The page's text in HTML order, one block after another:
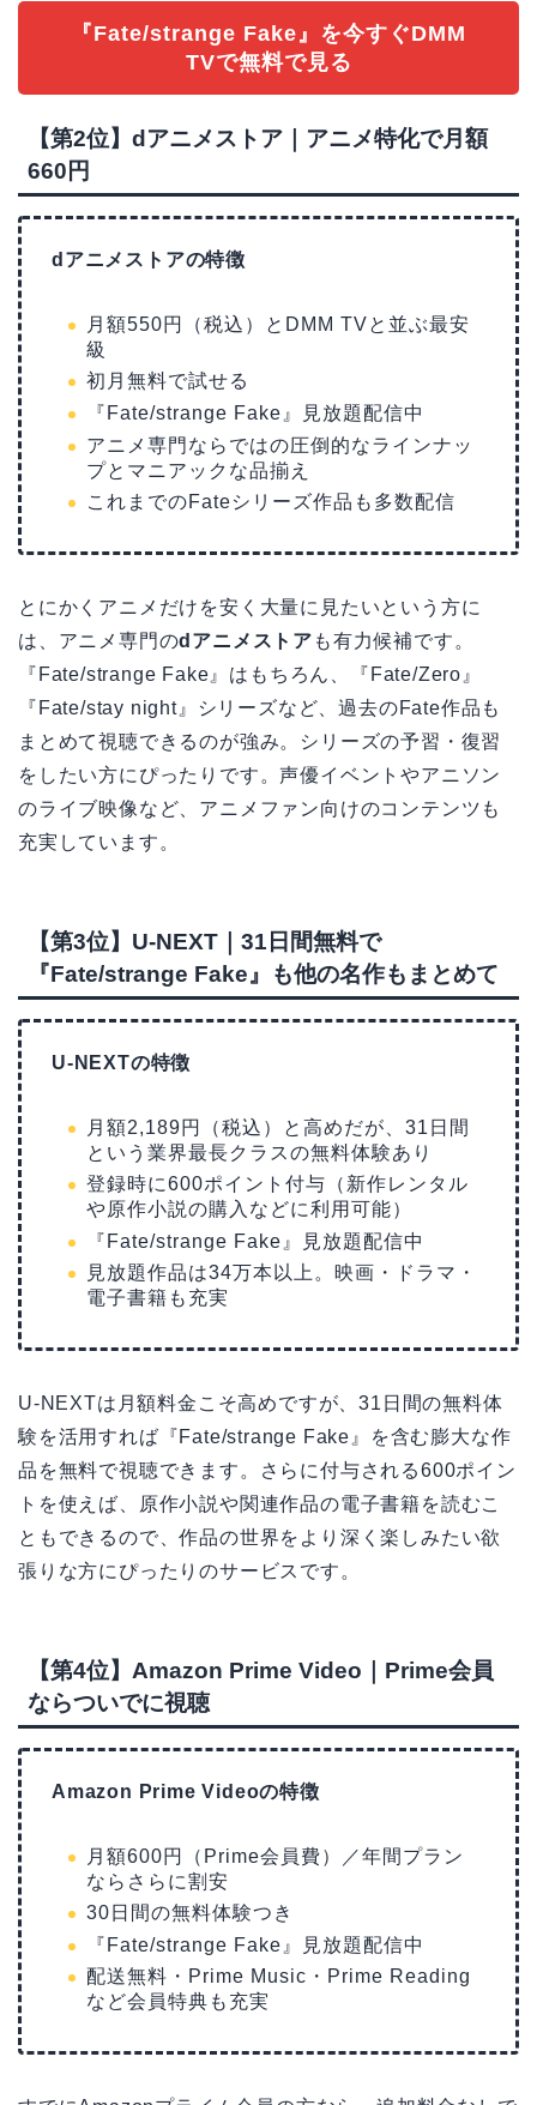
『Fate/strange Fake』を今すぐDMM
TVで無料で見る
【第2位】dアニメストア｜アニメ特化で月額
660円
dアニメストアの特徴
月額550円（税込）とDMM TVと並ぶ最安
級
初月無料で試せる
『Fate/strange Fake』見放題配信中
アニメ専門ならではの圧倒的なラインナッ
プとマニアックな品揃え
これまでのFateシリーズ作品も多数配信
とにかくアニメだけを安く大量に見たいという方に
は、アニメ専門のdアニメストア も有力候補です。
『Fate/strange Fake』はもちろん、『Fate/Zero』
『Fate/stay night』シリーズなど、過去のFate作品も
まとめて視聴できるのが強み。シリーズの予習・復習
をしたい方にぴったりです。声優イベントやアニソン
のライブ映像など、アニメファン向けのコンテンツも
充実しています。
【第3位】U-NEXT｜31日間無料で
『Fate/strange Fake』も他の名作もまとめて
U-NEXTの特徴
月額2,189円（税込）と高めだが、31日間
という業界最長クラスの無料体験あり
登録時に600ポイント付与（新作レンタル
や原作小説の購入などに利用可能）
『Fate/strange Fake』見放題配信中
見放題作品は34万本以上。映画・ドラマ・
電子書籍も充実
U-NEXTは月額料金こそ高めですが、31日間の無料体
験を活用すれば『Fate/strange Fake』を含む膨大な作
品を無料で視聴できます。さらに付与される600ポイン
トを使えば、原作小説や関連作品の電子書籍を読むこ
ともできるので、作品の世界をより深く楽しみたい欲
張りな方にぴったりのサービスです。
【第4位】Amazon Prime Video｜Prime会員
ならついでに視聴
Amazon Prime Videoの特徴
月額600円（Prime会員費）／年間プラン
ならさらに割安
30日間の無料体験つき
『Fate/strange Fake』見放題配信中
配送無料・Prime Music・Prime Reading
など会員特典も充実